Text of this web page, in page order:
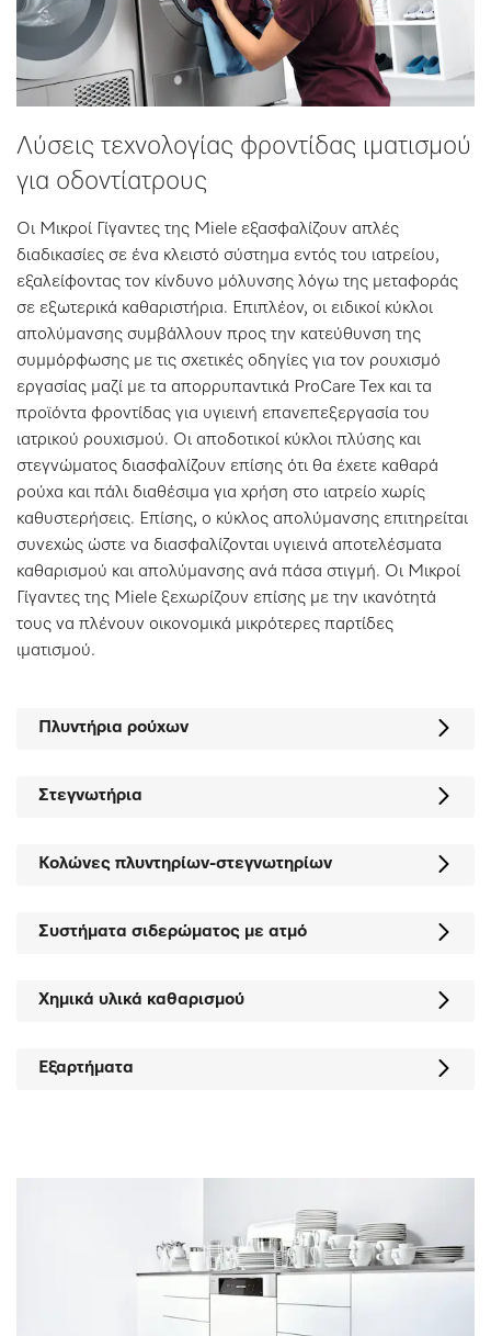
Λύσεις τεχνολογίας φροντίδας ιματισμού
για οδοντίατρους
Οι Μικροί Γίγαντες της Miele εξασφαλίζουν απλές
διαδικασίες σε ένα κλειστό σύστημα εντός του ιατρείου,
εξαλείφοντας τον κίνδυνο μόλυνσης λόγω της μεταφοράς
σε εξωτερικά καθαριστήρια. Επιπλέον, οι ειδικοί κύκλοι
απολύμανσης συμβάλλουν προς την κατεύθυνση της
συμμόρφωσης με τις σχετικές οδηγίες για τον ρουχισμό
εργασίας μαζί με τα απορρυπαντικά ProCare Tex και τα
προϊόντα φροντίδας για υγιεινή επανεπεξεργασία του
ιατρικού ρουχισμού. Οι αποδοτικοί κύκλοι πλύσης και
στεγνώματος διασφαλίζουν επίσης ότι θα έχετε καθαρά
ρούχα και πάλι διαθέσιμα για χρήση στο ιατρείο χωρίς
καθυστερήσεις. Επίσης, ο κύκλος απολύμανσης επιτηρείται
συνεχώς ώστε να διασφαλίζονται υγιεινά αποτελέσματα
καθαρισμού και απολύμανσης ανά πάσα στιγμή. Οι Μικροί
Γίγαντες της Miele ξεχωρίζουν επίσης με την ικανότητά
τους να πλένουν οικονομικά μικρότερες παρτίδες
ιματισμού.
Πλυντήρια ρούχων
Στεγνωτήρια
Κολώνες πλυντηρίων-στεγνωτηρίων
Συστήματα σιδερώματος με ατμό
Χημικά υλικά καθαρισμού
Εξαρτήματα